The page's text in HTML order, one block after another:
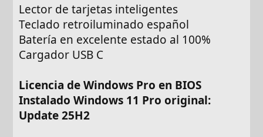
Lector de tarjetas inteligentes
Teclado retroiluminado español
Batería en excelente estado al 100%
Cargador USB C
Licencia de Windows Pro en BIOS
Instalado Windows 11 Pro original:
Update 25H2